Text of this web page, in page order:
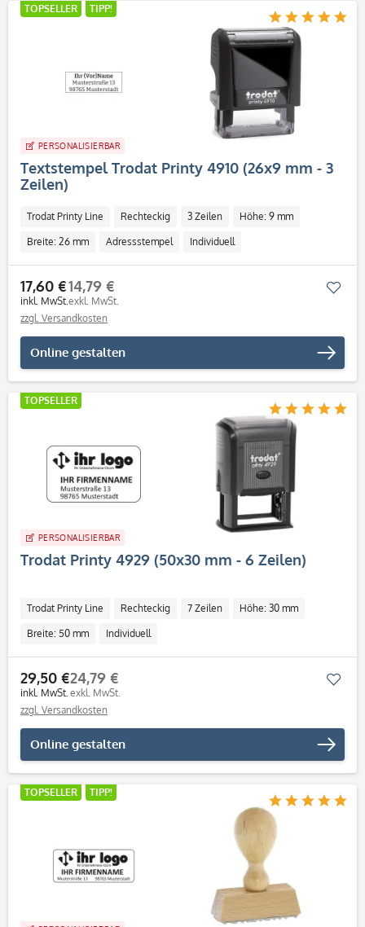
TOPSELLER TIPP!
PERSONALISIERBAR
Textstempel Trodat Printy 4910 (26x9 mm - 3
Zeilen)
Trodat Printy Line Rechteckig 3 Zeilen Höhe: 9 mm
Breite: 26 mm Adressstempel Individuell
17,60 €
inkl. MwSt.
14,79 €
exkl. MwSt.
zzgl. Versandkosten
Online gestalten
TOPSELLER
PERSONALISIERBAR
Trodat Printy 4929 (50x30 mm - 6 Zeilen)
Trodat Printy Line Rechteckig 7 Zeilen Höhe: 30 mm
Breite: 50 mm Individuell
29,50 €
inkl. MwSt.
24,79 €
exkl. MwSt.
zzgl. Versandkosten
Online gestalten
TOPSELLER TIPP!